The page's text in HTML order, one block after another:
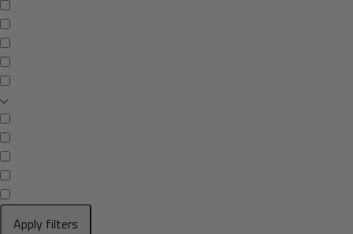
Apply filters